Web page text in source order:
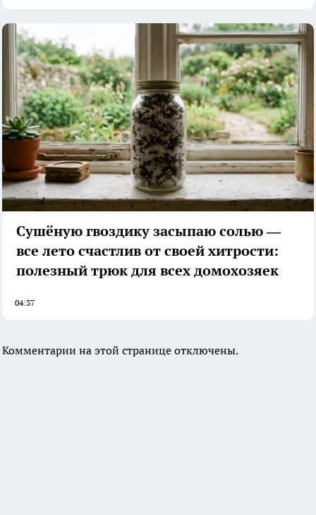
Сушёную гвоздику засыпаю солью —
все лето счастлив от своей хитрости:
полезный трюк для всех домохозяек
04:37
Комментарии на этой странице отключены.